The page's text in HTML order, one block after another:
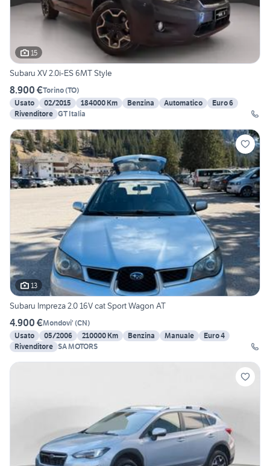
15
Subaru XV 2.0i-ES 6MT Style
8.900 €Torino(TO)
Usato
02/2015 184000 Km Benzina Automatico
Euro 6
Rivenditore GT Italia
13
Subaru Impreza 2.0 16V cat Sport Wagon AT
4.900 €Mondovi' (CN)
Usato
05/2006 210000 Km Benzina Manuale
Euro 4
Rivenditore SA MOTORS